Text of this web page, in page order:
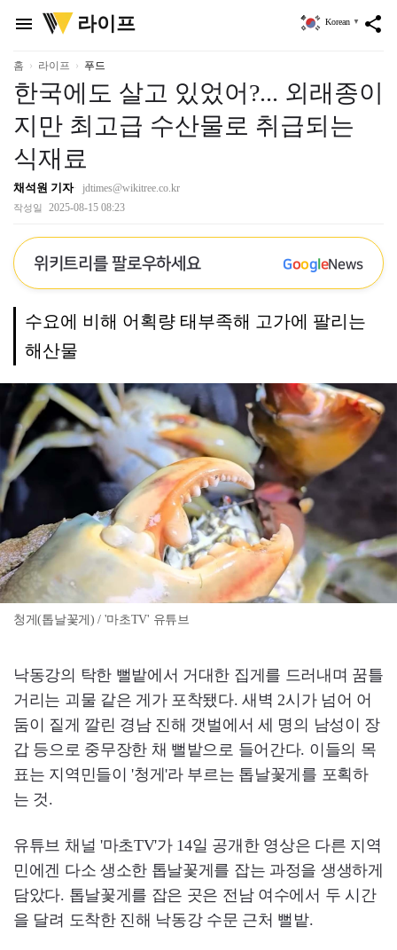
menu
위
키
리
라이프 share
Korean ▼
홈 라이프 푸드
한국에도 살고 있었어?... 외래종이
지만 최고급 수산물로 취급되는
식재료
채석원 기자 jdtimes@wikitree.co.kr
작성일 2025-08-15 08:23
위키트리를 팔로우하세요 GoogleNews
수요에 비해 어획량 태부족해 고가에 팔리는
해산물
청게(톱날꽃게) / '마초TV' 유튜브
낙동강의 탁한 뻘밭에서 거대한 집게를 드러내며 꿈틀
거리는 괴물 같은 게가 포착됐다. 새벽 2시가 넘어 어
둠이 짙게 깔린 경남 진해 갯벌에서 세 명의 남성이 장
갑 등으로 중무장한 채 뻘밭으로 들어간다. 이들의 목
표는 지역민들이 '청게'라 부르는 톱날꽃게를 포획하
는 것.
유튜브 채널 '마초TV'가 14일 공개한 영상은 다른 지역
민에겐 다소 생소한 톱날꽃게를 잡는 과정을 생생하게
담았다. 톱날꽃게를 잡은 곳은 전남 여수에서 두 시간
을 달려 도착한 진해 낙동강 수문 근처 뻘밭.